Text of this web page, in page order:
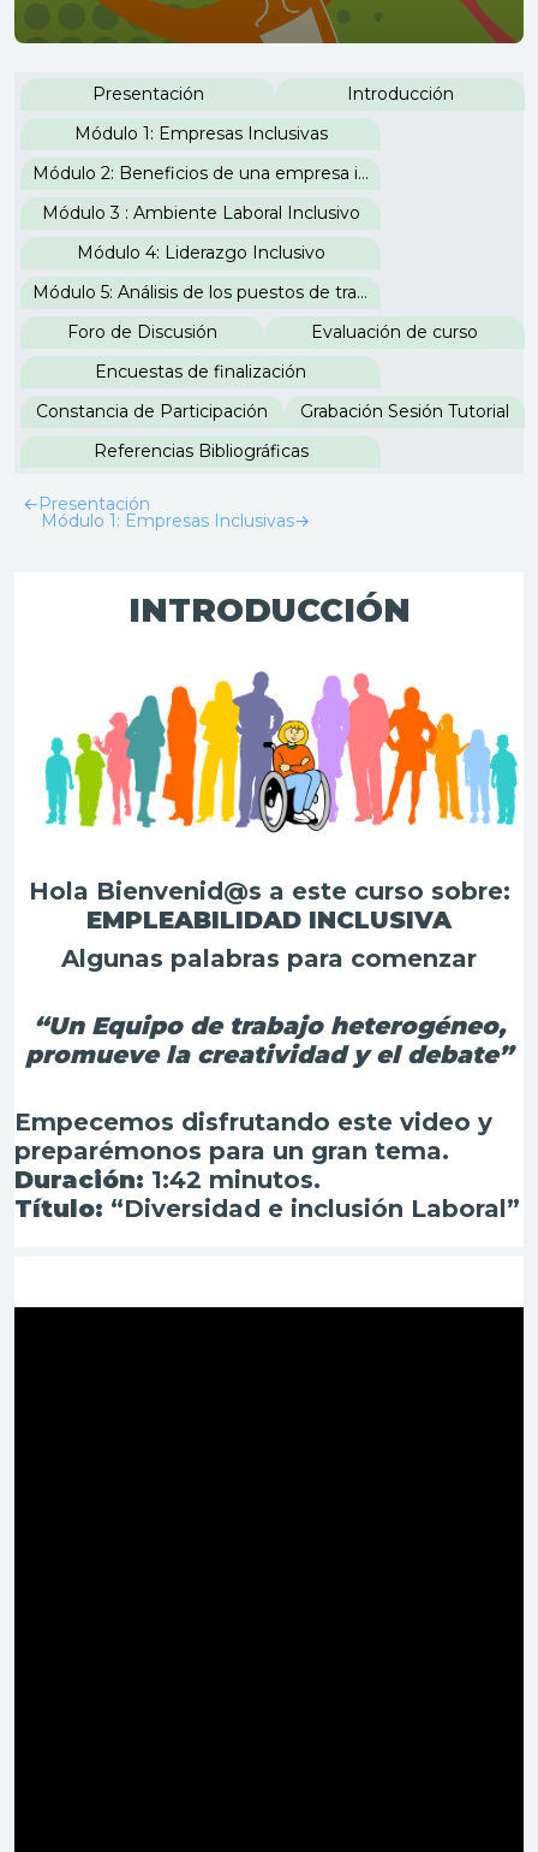
Perfilado de sección
Presentación
Introducción
Módulo 1: Empresas Inclusivas
Módulo 2: Beneficios de una empresa inclusiva
Módulo 3 : Ambiente Laboral Inclusivo
Módulo 4: Liderazgo Inclusivo
Módulo 5: Análisis de los puestos de trabajo
Foro de Discusión
Evaluación de curso
Encuestas de finalización
Constancia de Participación
Grabación Sesión Tutorial
Referencias Bibliográficas
←Presentación
→
Módulo 1: Empresas Inclusivas
INTRODUCCIÓN
Hola Bienvenid@s a este curso sobre:
EMPLEABILIDAD INCLUSIVA
Algunas palabras para comenzar
“Un Equipo de trabajo heterogéneo,
promueve la creatividad y el debate”
Empecemos disfrutando este video y
preparémonos para un gran tema.
Duración: 1:42 minutos.
Título: “Diversidad e inclusión Laboral”